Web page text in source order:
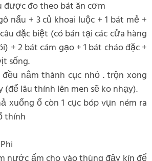
được đo theo bát ăn cơm
nấu + 3 củ khoai luộc + 1 bát mẻ +
đặc biệt (có bán tại các cửa hàng
+ 2 bát cám gạo + 1 bát cháo đặc +
sống.
nắm thành cục nhỏ . trộn xong
(để lâu thính lên men sẽ ko nhạy).
xuống ổ còn 1 cục bóp vụn ném ra
thính